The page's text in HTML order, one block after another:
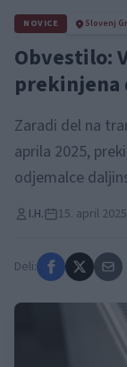
NOVICE Slovenj
Obvestilo:
prekinjena
Zaradi del na
aprila 2025,
odjemalce
I.H. 15. april
Deli: